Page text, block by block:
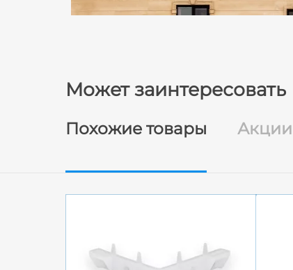
Может заинтересовать
Похожие товары Акции